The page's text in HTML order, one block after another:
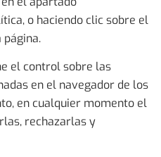
o haciendo clic sobre el
página.
el control sobre las
en el navegador de los
en cualquier momento el
rechazarlas y